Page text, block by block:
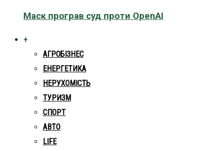
Маск програв суд проти OpenAI
+
АГРОБІЗНЕС
ЕНЕРГЕТИКА
НЕРУХОМІСТЬ
ТУРИЗМ
СПОРТ
АВТО
LIFE